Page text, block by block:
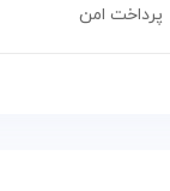
پرداخت امن